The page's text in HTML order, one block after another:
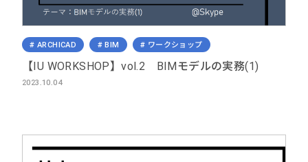
ARCHICAD BIM ワークショップ
【IU WORKSHOP】vol.2 BIMモデルの実務(1)
2023.10.04